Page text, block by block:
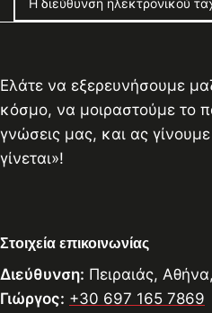
Ελάτε να εξερευνήσουμε
κόσμο, να μοιραστούμε το
γνώσεις μας, και ας
γίνεται»!
Στοιχεία επικοινωνίας
Διεύθυνση: Πειραιάς,
Γιώργος: +30 697 165 7869